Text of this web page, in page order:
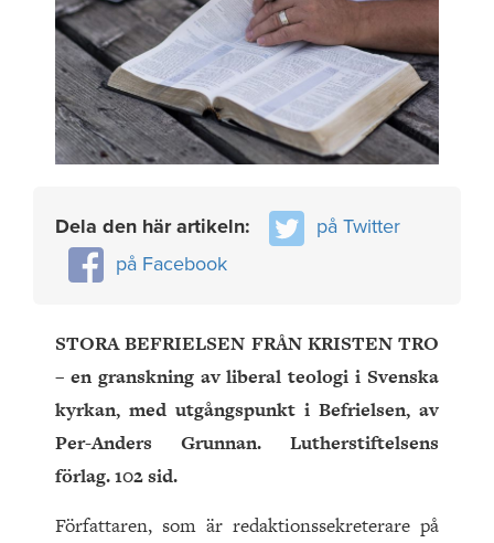
Dela den här artikeln:
på Twitter
på Facebook
STORA BEFRIELSEN FRÅN KRISTEN TRO
– en granskning av liberal teologi i Svenska
kyrkan, med utgångspunkt i Befrielsen, av
Per-Anders Grunnan. Lutherstiftelsens
förlag.102sid.
Författaren, som är redaktionssekreterare på